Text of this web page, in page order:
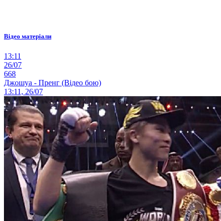
Відео матеріали
13:11
26/07
668
Джошуа - Пренг (Відео бою)
13:11, 26/07